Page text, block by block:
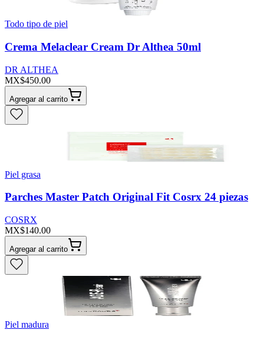
Todo tipo de piel
Crema Melaclear Cream Dr Althea 50ml
DR ALTHEA
MX$450.00
Agregar al carrito
Piel grasa
Parches Master Patch Original Fit Cosrx 24 piezas
COSRX
MX$140.00
Agregar al carrito
Piel madura